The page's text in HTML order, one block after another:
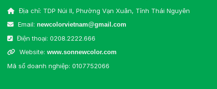
Địa chỉ: TDP Núi II, Phường Vạn Xuân, Tỉnh Thái Nguyên
Email: newcolorvietnam@gmail.com
Điện thoại: 0208.2222.666
Website: www.sonnewcolor.com
Mã số doanh nghiệp: 0107752066